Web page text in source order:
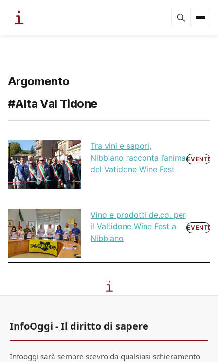
Argomento
#Alta Val Tidone
Tra vini e sapori,
Nibbiano racconta l’anima
del Vatidone Wine Fest
EVENTI
Vino e prodotti de.co. per
il Valtidone Wine Fest a
Nibbiano
EVENTI
InfoOggi - Il diritto di sapere
Infooggi sarà sempre scevro da qualsiasi schieramento